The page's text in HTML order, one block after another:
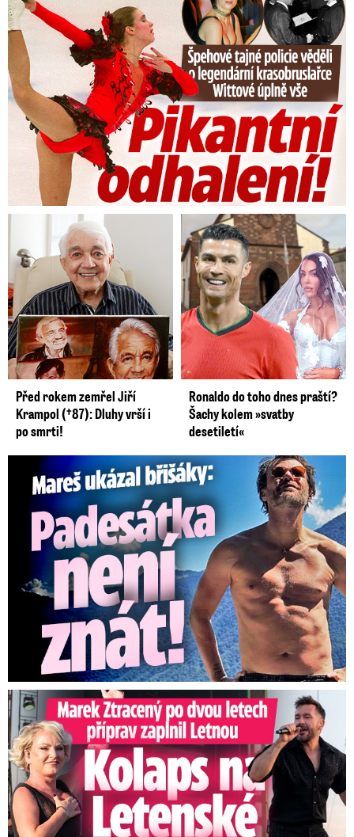
Před rokem zemřel Jiří
Krampol (†87): Dluhy vrší i
po smrti!
Ronaldo do toho dnes praští?
Šachy kolem »svatby
desetiletí«
Mareš v dokonalé formě ukázal břišáky: Padesátka není znát
Marek Ztracený na Letné: Pártlová stopla koncert